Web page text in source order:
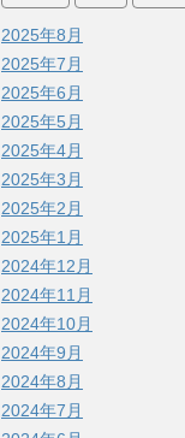
2025年8月
2025年7月
2025年6月
2025年5月
2025年4月
2025年3月
2025年2月
2025年1月
2024年12月
2024年11月
2024年10月
2024年9月
2024年8月
2024年7月